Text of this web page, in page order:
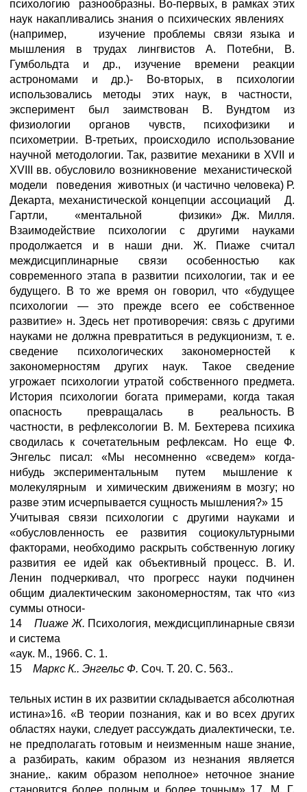
психологию разнообразны. Во-первых, в рамках этих
наук накапливались знания о психических явлениях
(например, изучение проблемы связи языка и
мышления в трудах лингвистов А. Потебни, В.
Гумбольдта и др., изучение времени реакции
астрономами и др.)- Во-вторых, в психологии
использовались методы этих наук, в частности,
эксперимент был заимствован В. Вундтом из
физиологии органов чувств, психофизики и
психометрии. В-третьих, происходило использование
научной методологии. Так, развитие механики в XVII и
XVIII вв. обусловило возникновение механистической
модели поведения животных (и частично человека) Р.
Декарта, механистической концепции ассоциаций Д.
Гартли, «ментальной физики» Дж. Милля.
Взаимодействие психологии с другими науками
продолжается и в наши дни. Ж. Пиаже считал
междисциплинарные связи особенностью как
современного этапа в развитии психологии, так и ее
будущего. В то же время он говорил, что «будущее
психологии — это прежде всего ее собственное
развитие» н. Здесь нет противоречия: связь с другими
науками не должна превратиться в редукционизм, т. е.
сведение психологических закономерностей к
закономерностям других наук. Такое сведение
угрожает психологии утратой собственного предмета.
История психологии богата примерами, когда такая
опасность превращалась в реальность. В
частности, в рефлексологии В. М. Бехтерева психика
сводилась к сочетательным рефлексам. Но еще Ф.
Энгельс писал: «Мы несомненно «сведем» когда-
нибудь экспериментальным путем мышление к
молекулярным и химическим движениям в мозгу; но
разве этим исчерпывается сущность мышления?» 15
Учитывая связи психологии с другими науками и
«обусловленность ее развития социокультурными
факторами, необходимо раскрыть собственную логику
развития ее идей как объективный процесс. В. И.
Ленин подчеркивал, что прогресс науки подчинен
общим диалектическим закономерностям, так что «из
суммы относи-
14 Пиаже Ж. Психология, междисциплинарные связи
и система
«аук. М., 1966. С. 1.
15 Маркс К.. Энгельс Ф. Соч. Т. 20. С. 563..
тельных истин в их развитии складывается абсолютная
истина»16. «В теории познания, как и во всех других
областях науки, следует рассуждать диалектически, т.е.
не предполагать готовым и неизменным наше знание,
а разбирать, каким образом из незнания является
знание,. каким образом неполное» неточное знание
становится более полным и более точным» 17. М. Г.